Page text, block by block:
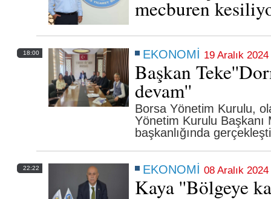
Tarsus Ticaret Borsası'nda En Yüksek Tescil
Ücreti Ödeyenlere Plaket
mecburen
EKONOMİ 19 Aralık
Başkan
devam''
Borsa Yönetim Kurulu,
Yönetim Kurulu Başkanı
başkanlığında
18:00
EKONOMİ 08 Aralık
Kaya ''Bölgeye
22:22